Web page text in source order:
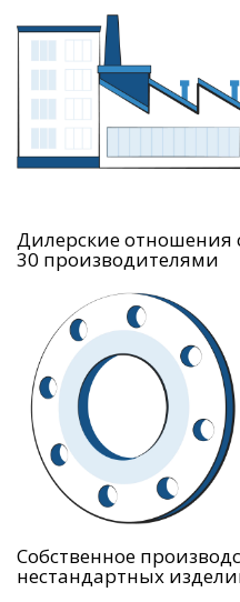
Дилерские отношения
30 производителями
Собственное
нестандартных